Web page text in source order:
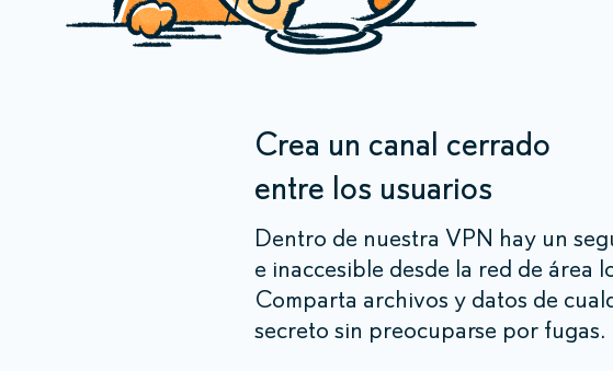
Crea un canal cerrado
entre los usuarios
Dentro de nuestra VPN hay un
e inaccesible desde la red de área
Comparta archivos y datos de
secreto sin preocuparse por fugas.